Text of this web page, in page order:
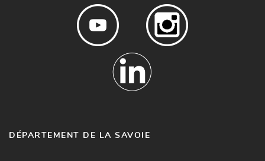
DÉPARTEMENT DE LA SAVOIE